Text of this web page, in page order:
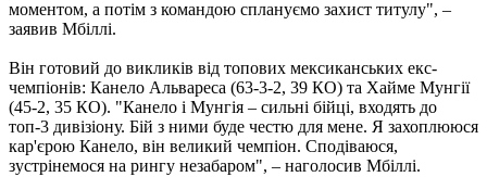
моментом, а потім з командою сплануємо захист титулу", –
заявив Мбіллі.
Він готовий до викликів від топових мексиканських екс-
чемпіонів: Канело Альвареса (63-3-2, 39 КО) та Хайме Мунгії
(45-2, 35 КО). "Канело і Мунгія – сильні бійці, входять до
топ-3 дивізіону. Бій з ними буде честю для мене. Я захоплююся
кар'єрою Канело, він великий чемпіон. Сподіваюся,
зустрінемося на рингу незабаром", – наголосив Мбіллі.